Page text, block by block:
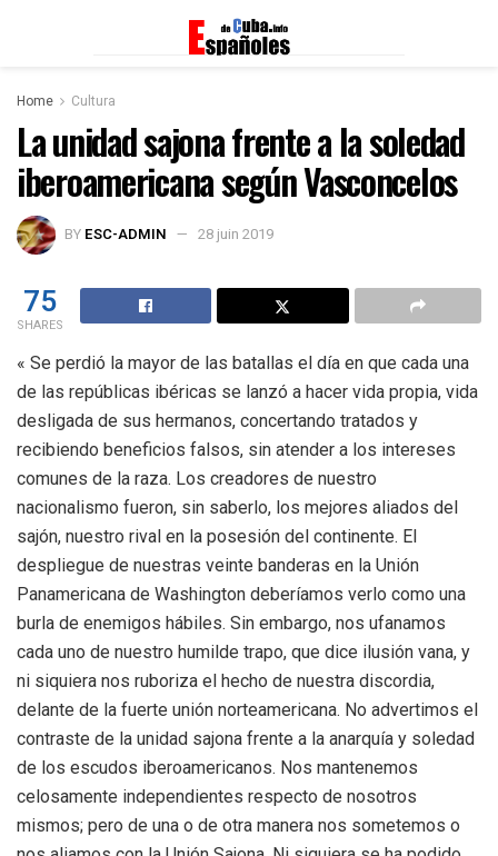
Home Cultura
La unidad sajona frente a la soledad
iberoamericana según Vasconcelos
BY ESC-ADMIN 28 juin 2019
75
SHARES
« Se perdió la mayor de las batallas el día en que cada una
de las repúblicas ibéricas se lanzó a hacer vida propia, vida
desligada de sus hermanos, concertando tratados y
recibiendo beneficios falsos, sin atender a los intereses
comunes de la raza. Los creadores de nuestro
nacionalismo fueron, sin saberlo, los mejores aliados del
sajón, nuestro rival en la posesión del continente. El
despliegue de nuestras veinte banderas en la Unión
Panamericana de Washington deberíamos verlo como una
burla de enemigos hábiles. Sin embargo, nos ufanamos
cada uno de nuestro humilde trapo, que dice ilusión vana, y
ni siquiera nos ruboriza el hecho de nuestra discordia,
delante de la fuerte unión norteamericana. No advertimos el
contraste de la unidad sajona frente a la anarquía y soledad
de los escudos iberoamericanos. Nos mantenemos
celosamente independientes respecto de nosotros
mismos; pero de una o de otra manera nos sometemos o